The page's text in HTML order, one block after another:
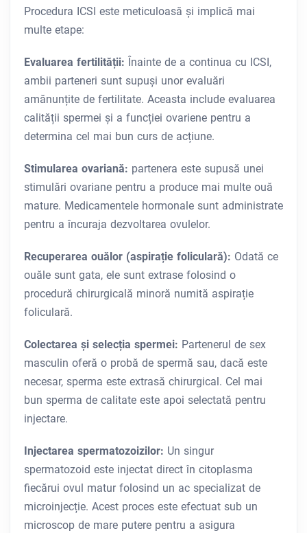
Procedura ICSI este meticuloasă și implică mai
multe etape:
Evaluarea fertilității: Înainte de a continua cu ICSI,
ambii parteneri sunt supuși unor evaluări
amănunțite de fertilitate. Aceasta include evaluarea
calității spermei și a funcției ovariene pentru a
determina cel mai bun curs de acțiune.
Stimularea ovariană: partenera este supusă unei
stimulări ovariane pentru a produce mai multe ouă
mature. Medicamentele hormonale sunt administrate
pentru a încuraja dezvoltarea ovulelor.
Recuperarea ouălor (aspirație foliculară): Odată ce
ouăle sunt gata, ele sunt extrase folosind o
procedură chirurgicală minoră numită aspirație
foliculară.
Colectarea și selecția spermei: Partenerul de sex
masculin oferă o probă de spermă sau, dacă este
necesar, sperma este extrasă chirurgical. Cel mai
bun sperma de calitate este apoi selectată pentru
injectare.
Injectarea spermatozoizilor: Un singur
spermatozoid este injectat direct în citoplasma
fiecărui ovul matur folosind un ac specializat de
microinjecție. Acest proces este efectuat sub un
microscop de mare putere pentru a asigura